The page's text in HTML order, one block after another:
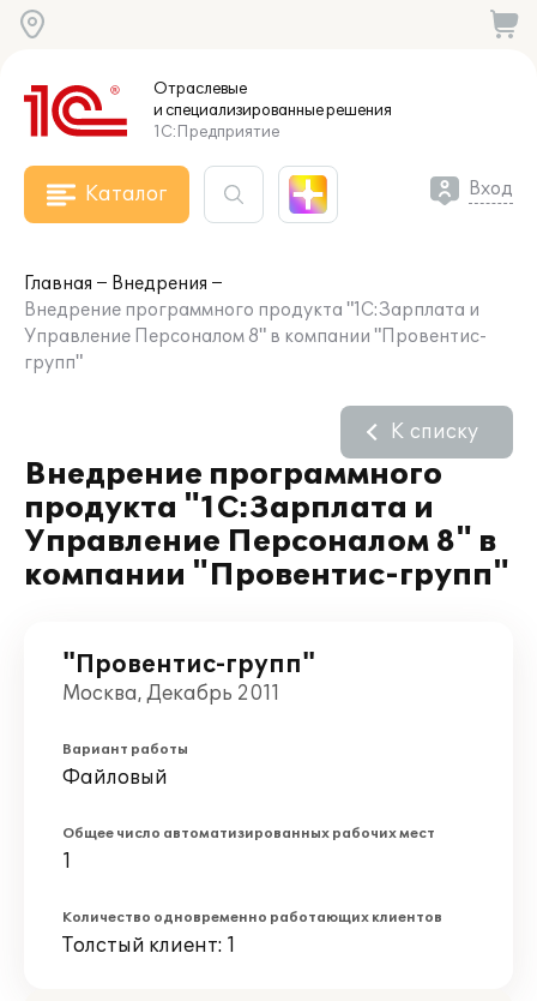
Отраслевые
и специализированныерешения
1С:Предприятие
Каталог Вход
Главная
Внедрения
Внедрение программного продукта "1С:Зарплата и
Управление Персоналом 8" в компании "Провентис-
групп"
Внедрение программного
продукта "1С:Зарплата и
Управление Персоналом 8" в
компании "Провентис-групп"
К списку
"Провентис-групп"
Москва, Декабрь 2011
Вариант работы
Файловый
Общее число автоматизированных рабочих мест
1
Количество одновременно работающих клиентов
Толстый клиент: 1